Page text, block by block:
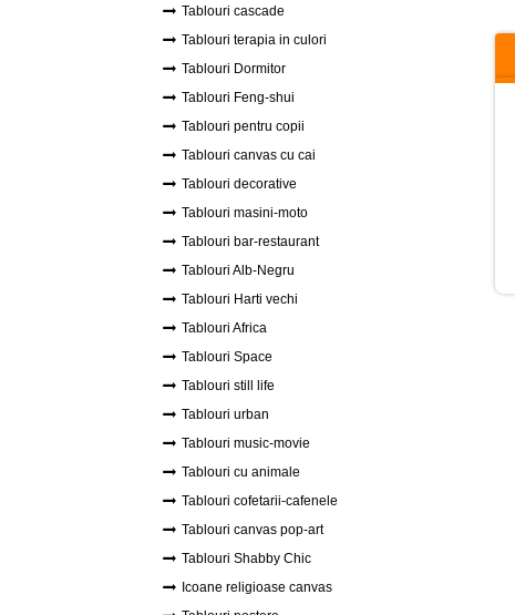
Tablouri cascade
Tablouri terapia in culori
Tablouri Dormitor
Tablouri Feng-shui
Tablouri pentru copii
Tablouri canvas cu cai
Tablouri decorative
Tablouri masini-moto
Tablouri bar-restaurant
Tablouri Alb-Negru
Tablouri Harti vechi
Tablouri Africa
Tablouri Space
Tablouri still life
Tablouri urban
Tablouri music-movie
Tablouri cu animale
Tablouri cofetarii-cafenele
Tablouri canvas pop-art
Tablouri Shabby Chic
Icoane religioase canvas